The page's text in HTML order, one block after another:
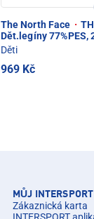
The North Face ·
Dět.legíny 77%PES,
Děti
969 Kč
MŮJ INTERSPORT
Zákaznická karta